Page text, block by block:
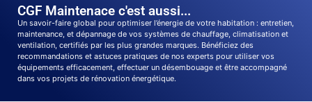
CGF Maintenace c'est aussi...
Un savoir-faire global pour optimiser l’énergie de votre habitation : entretien,
maintenance, et dépannage de vos systèmes de chauffage, climatisation et
ventilation, certifiés par les plus grandes marques. Bénéficiez des
recommandations et astuces pratiques de nos experts pour utiliser vos
équipements efficacement, effectuer un désembouage et être accompagné
dans vos projets de rénovation énergétique.